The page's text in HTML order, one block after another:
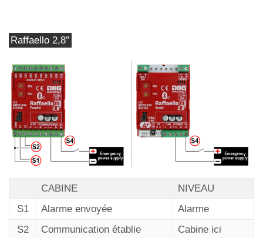
Raffaello 2,8″
CABINE
NIVEAU
S1
Alarme envoyée
Alarme
S2
Communication établie
Cabine ici